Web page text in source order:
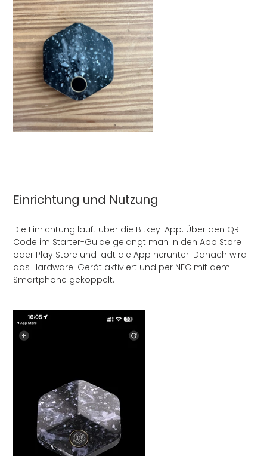
Einrichtung und Nutzung
Die Einrichtung läuft über die Bitkey-App. Über den QR-
Code im Starter-Guide gelangt man in den App Store
oder Play Store und lädt die App herunter. Danach wird
das Hardware-Gerät aktiviert und per NFC mit dem
Smartphone gekoppelt.